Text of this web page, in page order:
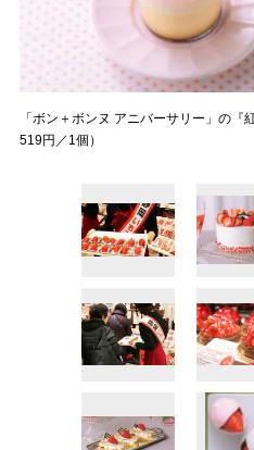
「ボン＋ボンヌ アニバーサリー」の
519円／1個）